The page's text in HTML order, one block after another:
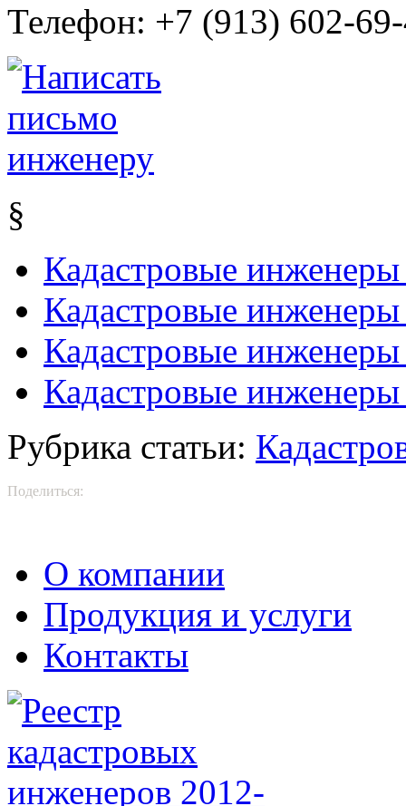
Телефон: +7 (913) 602-
§
Кадастровые
Кадастровые
Кадастровые инженеры
Кадастровые
Рубрика статьи:
Поделиться:
О компании
Продукция и услуги
Контакты